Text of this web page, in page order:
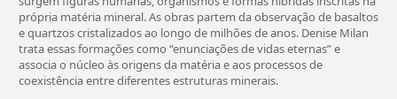
própria matéria mineral. As obras partem da observação de basaltos
e quartzos cristalizados ao longo de milhões de anos. Denise Milan
trata essas formações como “enunciações de vidas eternas” e
associa o núcleo às origens da matéria e aos processos de
coexistência entre diferentes estruturas minerais.